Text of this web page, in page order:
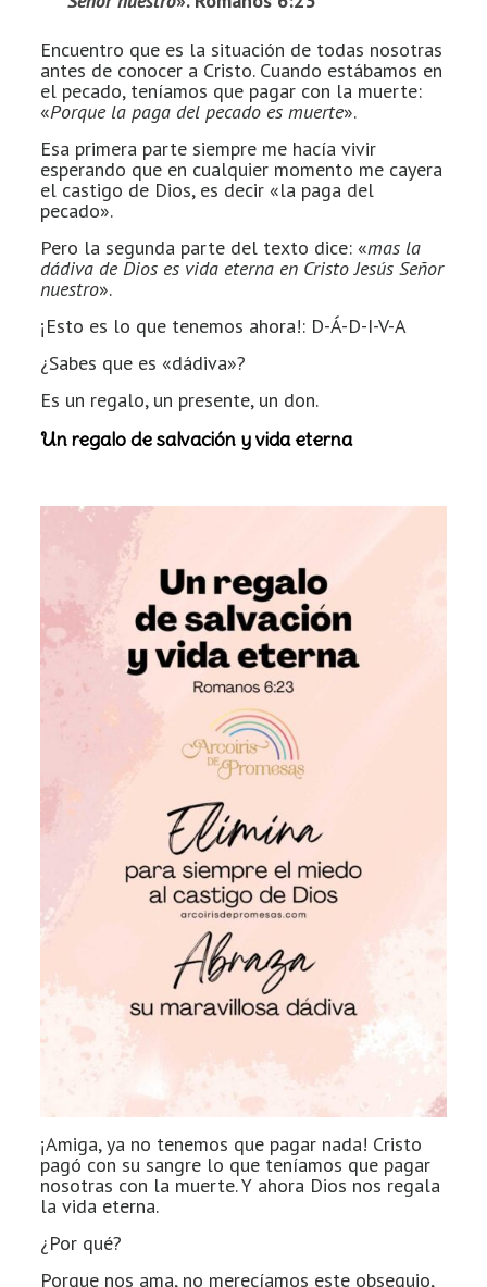
Encuentro que es la situación de todas nosotras
antes de conocer a Cristo. Cuando estábamos en
el pecado, teníamos que pagar con la muerte:
«Porque la paga del pecado es muerte».
Esa primera parte siempre me hacía vivir
esperando que en cualquier momento me cayera
el castigo de Dios, es decir «la paga del
pecado».
Pero la segunda parte del texto dice: «mas la
dádiva de Dios es vida eterna en Cristo Jesús Señor
nuestro».
¡Esto es lo que tenemos ahora!: D-Á-D-I-V-A
¿Sabes que es «dádiva»?
Es un regalo, un presente, un don.
Un regalo de salvación y vida eterna
¡Amiga, ya no tenemos que pagar nada! Cristo
pagó con su sangre lo que teníamos que pagar
nosotras con la muerte. Y ahora Dios nos regala
la vida eterna.
¿Por qué?
Porque nos ama, no merecíamos este obsequio,